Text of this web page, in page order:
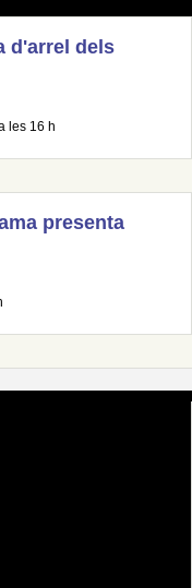
d'arrel dels
les 16 h
presenta